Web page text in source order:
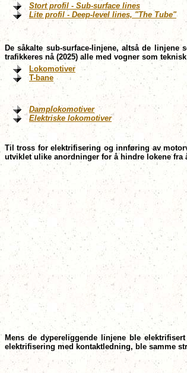
Stort profil - Sub-surface lines
Lite profil - Deep-level lines, "The Tube"
De såkalte sub-surface-linjene, altså de
trafikkeres nå (2025) alle med vogner som
Lokomotiver
T-bane
Damplokomotiver
Elektriske lokomotiver
Til tross for elektrifisering og innføring av
utviklet ulike anordninger for å hindre lokene
Mens de dypereliggende linjene ble
elektrifisering med kontaktledning, ble samme